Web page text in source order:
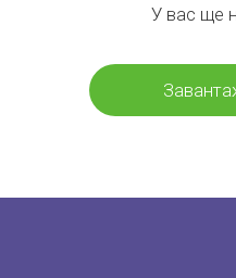
У вас ще